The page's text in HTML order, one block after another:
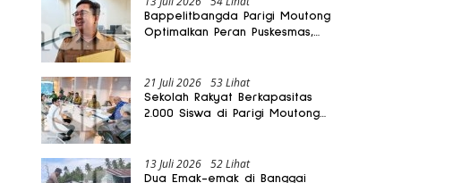
Bappelitbangda Parigi Moutong
Optimalkan Peran Puskesmas,
21 Juli 2026 53 Lihat
Sekolah Rakyat Berkapasitas
2.000 Siswa di Parigi Moutong
13 Juli 2026 52 Lihat
Dua Emak-emak di Banggai